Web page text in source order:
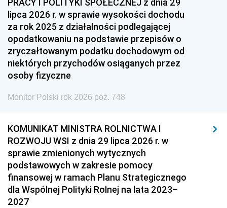
lipca 2026 r. w sprawie wysokości dochodu
za rok 2025 z działalności podlegającej
opodatkowaniu na podstawie przepisów o
zryczałtowanym podatku dochodowym od
niektórych przychodów osiąganych przez
osoby fizyczne
Monitor Polski rok 2026 poz. 748
KOMUNIKAT MINISTRA ROLNICTWA I
ROZWOJU WSI z dnia 29 lipca 2026 r. w
sprawie zmienionych wytycznych
podstawowych w zakresie pomocy
finansowej w ramach Planu Strategicznego
dla Wspólnej Polityki Rolnej na lata 2023–
2027